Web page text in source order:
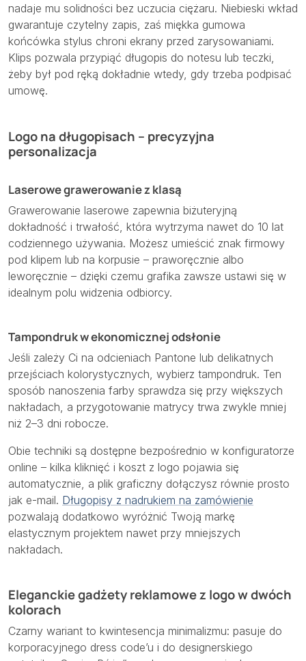
nadaje mu solidności bez uczucia ciężaru. Niebieski wkład
gwarantuje czytelny zapis, zaś miękka gumowa
końcówka stylus chroni ekrany przed zarysowaniami.
Klips pozwala przypiąć długopis do notesu lub teczki,
żeby był pod ręką dokładnie wtedy, gdy trzeba podpisać
umowę.
Logo na długopisach – precyzyjna
personalizacja
Laserowe grawerowanie z klasą
Grawerowanie laserowe zapewnia biżuteryjną
dokładność i trwałość, która wytrzyma nawet do 10 lat
codziennego używania. Możesz umieścić znak firmowy
pod klipem lub na korpusie – praworęcznie albo
leworęcznie – dzięki czemu grafika zawsze ustawi się w
idealnym polu widzenia odbiorcy.
Tampondruk w ekonomicznej odsłonie
Jeśli zależy Ci na odcieniach Pantone lub delikatnych
przejściach kolorystycznych, wybierz tampondruk. Ten
sposób nanoszenia farby sprawdza się przy większych
nakładach, a przygotowanie matrycy trwa zwykle mniej
niż 2–3 dni robocze.
Obie techniki są dostępne bezpośrednio w konfiguratorze
online – kilka kliknięć i koszt z logo pojawia się
automatycznie, a plik graficzny dołączysz równie prosto
jak e-mail. Długopisy z nadrukiem na zamówienie
pozwalają dodatkowo wyróżnić Twoją markę
elastycznym projektem nawet przy mniejszych
nakładach.
Eleganckie gadżety reklamowe z logo w dwóch
kolorach
Czarny wariant to kwintesencja minimalizmu: pasuje do
korporacyjnego dress code’u i do designerskiego